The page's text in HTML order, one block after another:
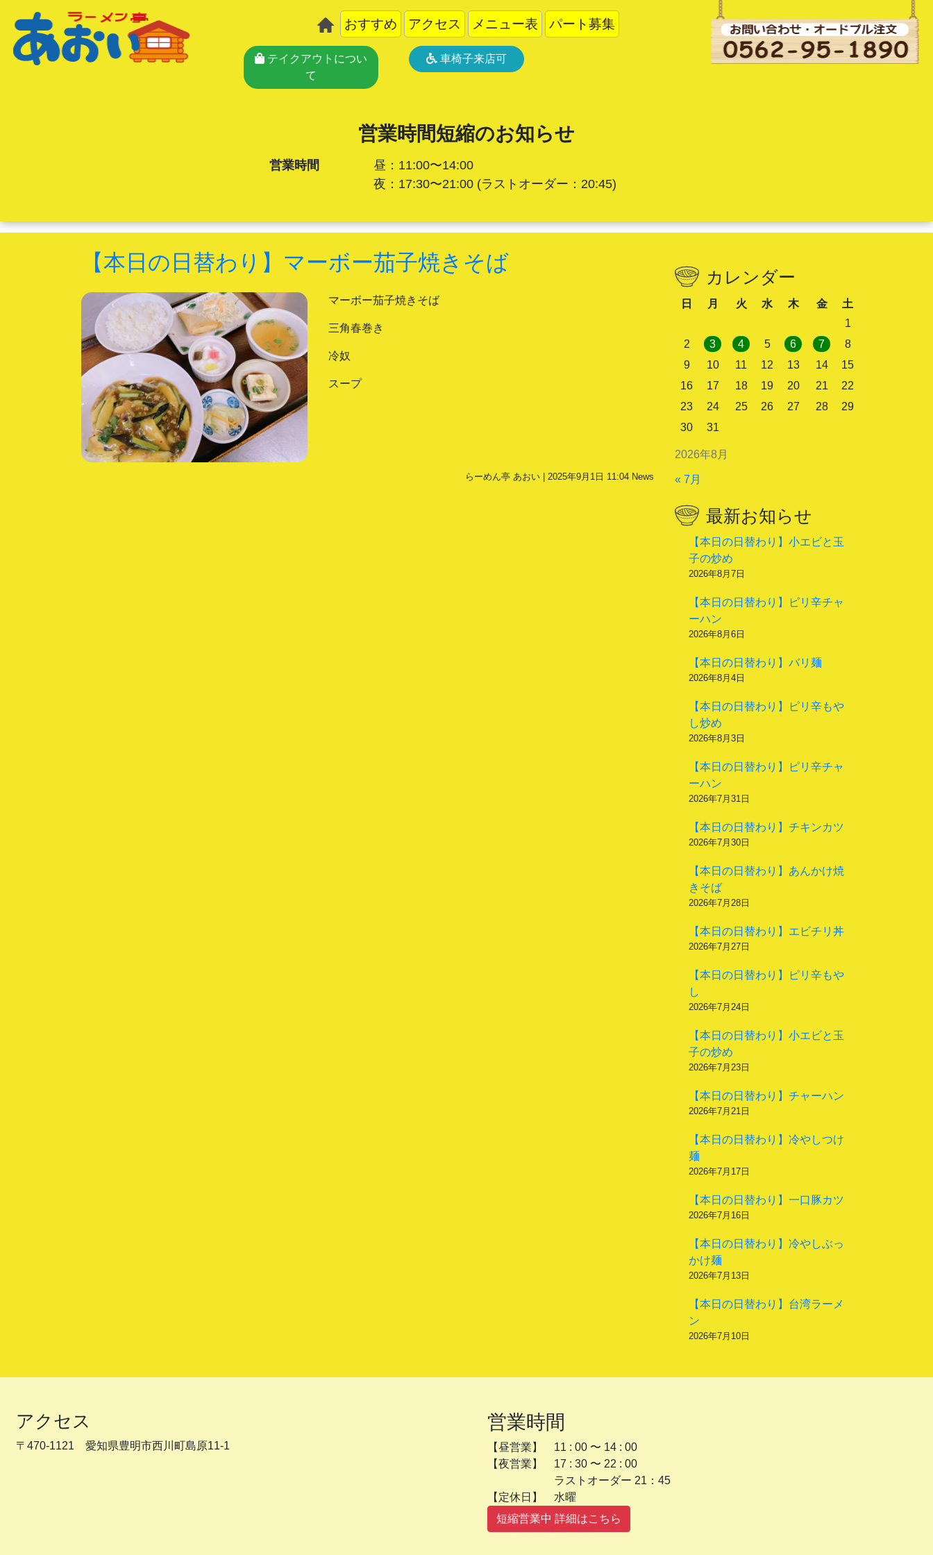
おすすめ アクセス メニュー表 パート募集
テイクアウトについ
て
車椅子来店可
営業時間短縮のお知らせ
営業時間
昼：11:00〜14:00
夜：17:30〜21:00(ラストオーダー：20:45)
【本日の日替わり】マーボー茄子焼きそば
マーボー茄子焼きそば
三角春巻き
冷奴
スープ
らーめん亭 あおい | 2025年9月1日 11:04 News
カレンダー
2026年8月
日 月 火 水 木 金
土
1
2
3 4 5 6 7
8
9
10 11 12 13 14
15
16
17 18 19 20 21
22
23
24 25 26 27 28
29
30
31
« 7月
最新お知らせ
【本日の日替わり】小エビと玉
子の炒め
2026年8月7日
【本日の日替わり】ピリ辛チャ
ーハン
2026年8月6日
【本日の日替わり】バリ麺
2026年8月4日
【本日の日替わり】ピリ辛もや
し炒め
2026年8月3日
【本日の日替わり】ピリ辛チャ
ーハン
2026年7月31日
【本日の日替わり】チキンカツ
2026年7月30日
【本日の日替わり】あんかけ焼
きそば
2026年7月28日
【本日の日替わり】エビチリ丼
2026年7月27日
【本日の日替わり】ピリ辛もや
し
2026年7月24日
【本日の日替わり】小エビと玉
子の炒め
2026年7月23日
【本日の日替わり】チャーハン
2026年7月21日
【本日の日替わり】冷やしつけ
麺
2026年7月17日
【本日の日替わり】一口豚カツ
2026年7月16日
【本日の日替わり】冷やしぶっ
かけ麺
2026年7月13日
【本日の日替わり】台湾ラーメ
ン
2026年7月10日
アクセス
〒470-1121 愛知県豊明市西川町島原11-1
営業時間
【昼営業】 11 : 00 〜 14 : 00
【夜営業】 17 : 30 〜 22 : 00
ラストオーダー 21：45
【定休日】 水曜
短縮営業中 詳細はこちら